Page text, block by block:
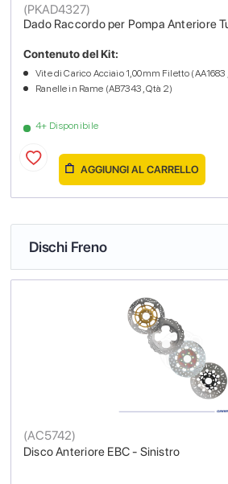
Dado Raccordo per Pompa Anteriore
(PKAD4327)
4+ Disponibile
Contenuto del Kit:
Vite di Carico Acciaio 1,00mm Filetto (AA1683
Ranelle in Rame (AB7343 , Qtà 2)
AGGIUNGI AL CARRELLO
Dischi Freno
Disco Anteriore EBC - Sinistro
(AC5742)